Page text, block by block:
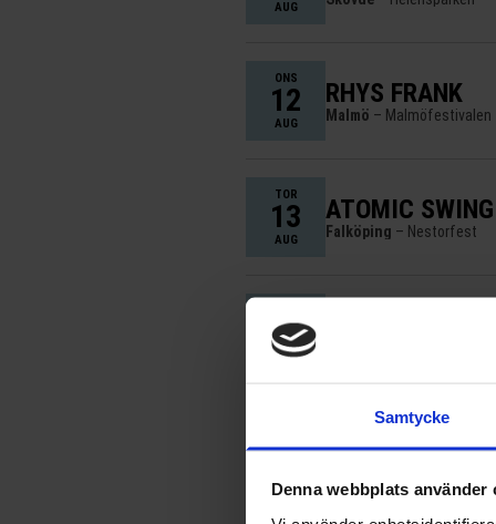
Samtycke
Denna webbplats använder
AUG
ONS
12
AUG
RHYS FRANK
Malmö – Malmöfestivalen
TOR
13
AUG
ATOMIC SWING
Falköping – Nestorfest
13
AUG
13 POPSICLE